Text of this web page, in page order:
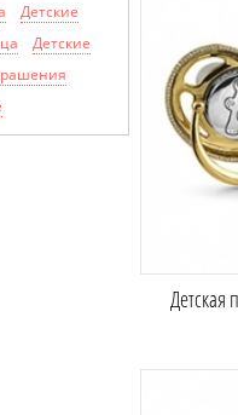
Детские
Детские
Детская